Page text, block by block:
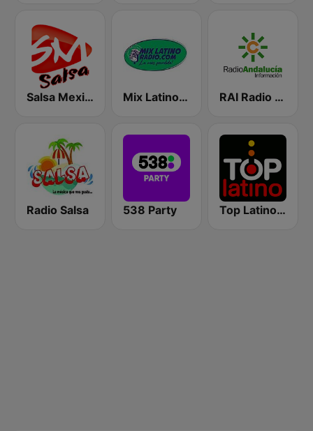
Salsa Mexico Mix Latino Radio RAI Radio Andalucía Información
Radio Salsa 538 Party Top Latino Radio